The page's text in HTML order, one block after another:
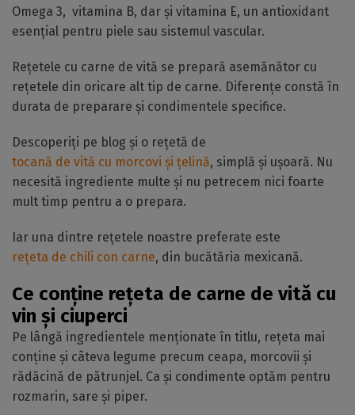
Omega 3, vitamina B, dar și vitamina E, un antioxidant
esențial pentru piele sau sistemul vascular.
Rețetele cu carne de vită se prepară asemănător cu
rețetele din oricare alt tip de carne. Diferențe constă în
durata de preparare și condimentele specifice.
Descoperiți pe blog și o rețetă de
tocană de vită cu morcovi și țelină, simplă și ușoară. Nu
necesită ingrediente multe și nu petrecem nici foarte
mult timp pentru a o prepara.
Iar una dintre rețetele noastre preferate este
rețeta de chili con carne, din bucătăria mexicană.
Ce conține rețeta de carne de vită cu
vin și ciuperci
Pe lângă ingredientele menționate în titlu, rețeta mai
conține și câteva legume precum ceapa, morcovii și
rădăcină de pătrunjel. Ca și condimente optăm pentru
rozmarin, sare și piper.